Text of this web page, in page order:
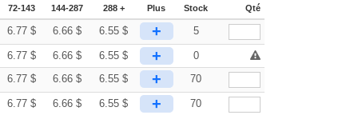
72-143 144-287 288 + Plus Stock Qté
6.77 $ 6.66 $ 6.55 $ + 5
6.77 $ 6.66 $ 6.55 $ +
0
6.77 $ 6.66 $ 6.55 $ + 70
6.77 $ 6.66 $ 6.55 $ + 70